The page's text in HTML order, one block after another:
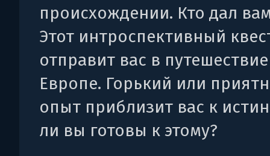
происхождении. Кто дал
Этот интроспективный
отправит вас в
Европе. Горький или
опыт приблизит вас к
ли вы готовы к этому?